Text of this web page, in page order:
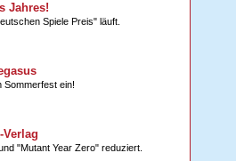
Jahres!
Spiele Preis" läuft.
Sommerfest ein!
"Mutant Year Zero" reduziert.